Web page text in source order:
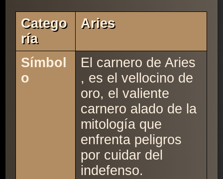
Catego
Ría
Aries
Símbol
o
El carnero de Aries
, es el vellocino de
oro, el valiente
carnero alado de la
mitología que
enfrenta peligros
por cuidar del
indefenso.